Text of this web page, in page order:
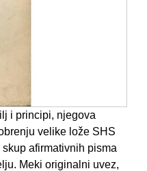
i principi, njegova
velike lože SHS
afirmativnih pisma
Meki originalni uvez,